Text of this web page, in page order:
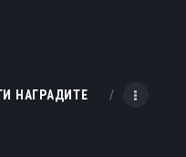
НАГРАДИТЕ